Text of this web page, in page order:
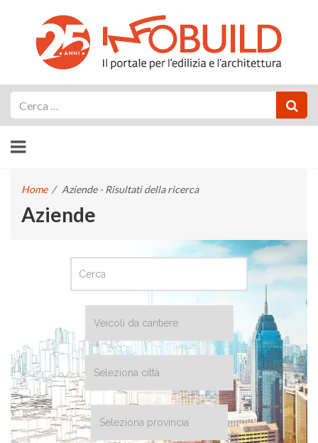
Home / Aziende - Risultati della ricerca
Aziende